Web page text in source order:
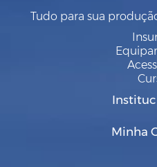
Tudo para sua
Minha